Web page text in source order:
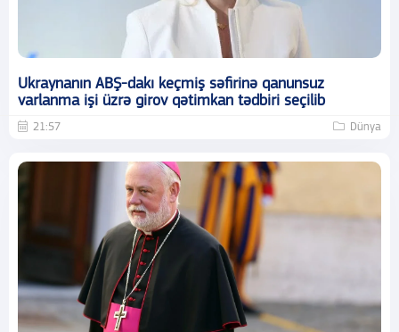
Ukraynanın ABŞ-dakı keçmiş səfirinə qanunsuz
varlanma işi üzrə girov qətimkan tədbiri seçilib
21:57 Dünya